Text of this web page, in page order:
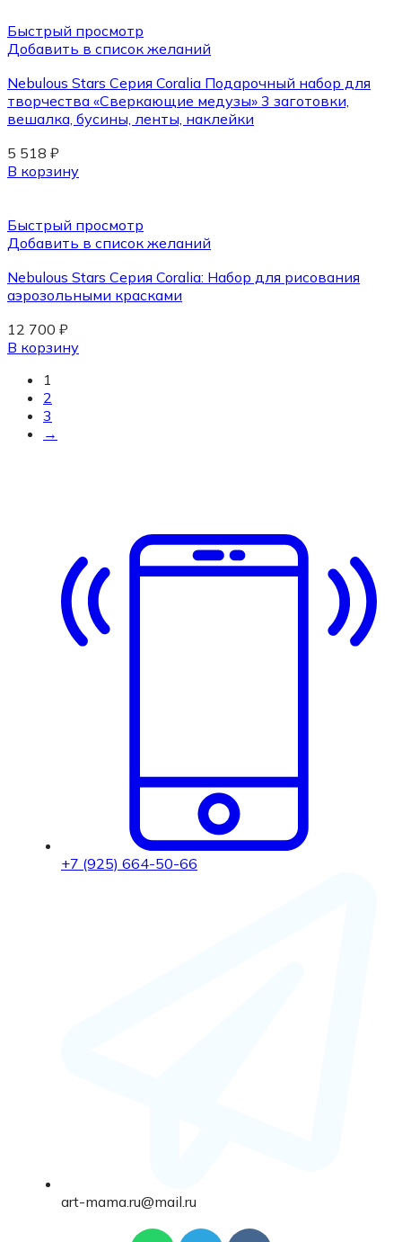
Быстрый просмотр
Добавить в список желаний
Nebulous Stars Серия Coralia Подарочный набор для
творчества «Сверкающие медузы» 3 заготовки,
вешалка, бусины, ленты, наклейки
5 518 ₽
В корзину
Быстрый просмотр
Добавить в список желаний
Nebulous Stars Серия Coralia: Набор для рисования
аэрозольными красками
12 700 ₽
В корзину
1
2
3
→
+7 (925) 664-50-66
art-mama.ru@mail.ru